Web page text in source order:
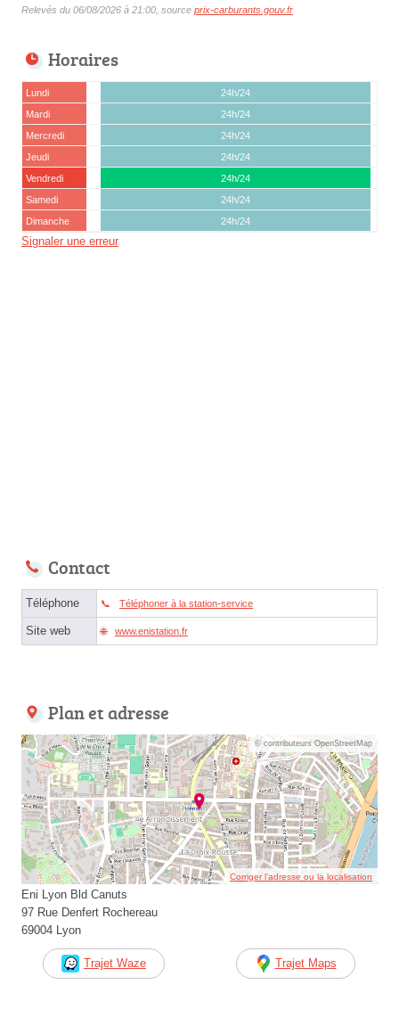
Relevés du 06/08/2026 à 21:00, source prix-carburants.gouv.fr
Horaires
Lundi
24h/24
Mardi
24h/24
Mercredi
24h/24
Jeudi
24h/24
Vendredi
24h/24
Samedi
24h/24
Dimanche
24h/24
Signaler une erreur
Contact
Téléphone Téléphoner à la station-service
Site web www.enistation.fr
Plan et adresse
© contributeurs OpenStreetMap
Corriger l’adresse ou la localisation
Eni Lyon Bld Canuts
97 Rue Denfert Rochereau
69004 Lyon
Trajet Waze Trajet Maps